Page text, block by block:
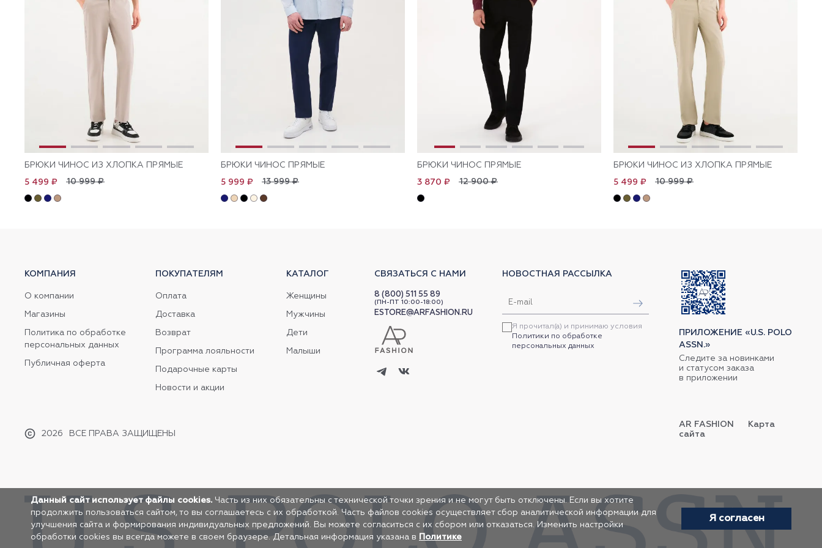
БРЮКИ ЧИНОС ИЗ ХЛОПКА ПРЯМЫЕ
10 999 ₽
5 499 ₽
БРЮКИ ЧИНОС ПРЯМЫЕ
13 999 ₽
5 999 ₽
БРЮКИ ЧИНОС ПРЯМЫЕ
12 900 ₽
3 870 ₽
БРЮКИ ЧИНОС ИЗ ХЛОПКА ПРЯМЫЕ
10 999 ₽
5 499 ₽
КОМПАНИЯ
О компании
Магазины
Политика по обработке
персональных данных
Публичная оферта
2026 ВСЕ ПРАВА ЗАЩИЩЕНЫ
ПОКУПАТЕЛЯМ
Оплата
Доставка
Возврат
Программа лояльности
Подарочные карты
Новости и акции
КАТАЛОГ
Женщины
Мужчины
Дети
Малыши
СВЯЗАТЬСЯ С НАМИ
8 (800) 511 55 89
(ПН-ПТ 10:00-18:00)
ESTORE@ARFASHION.RU
НОВОСТНАЯ РАССЫЛКА
Я прочитал(а) и принимаю условия
Политики по обработке
персональных данных
ПРИЛОЖЕНИЕ «U.S. POLO
ASSN.»
Следите за новинками
и статусом заказа
в приложении
AR FASHION
Карта
сайта
Данный сайт использует файлы cookies. Часть из них обязательны с технической точки зрения и не могут быть отключены. Если вы хотите
продолжить пользоваться сайтом, то вы соглашаетесь с их обработкой. Часть файлов cookies осуществляет сбор аналитической информации для
улучшения сайта и формирования индивидуальных предложений. Вы можете согласиться с их сбором или отказаться. Изменить настройки
обработки cookies вы всегда можете в своем браузере. Детальная информация указана в Политике
Я согласен